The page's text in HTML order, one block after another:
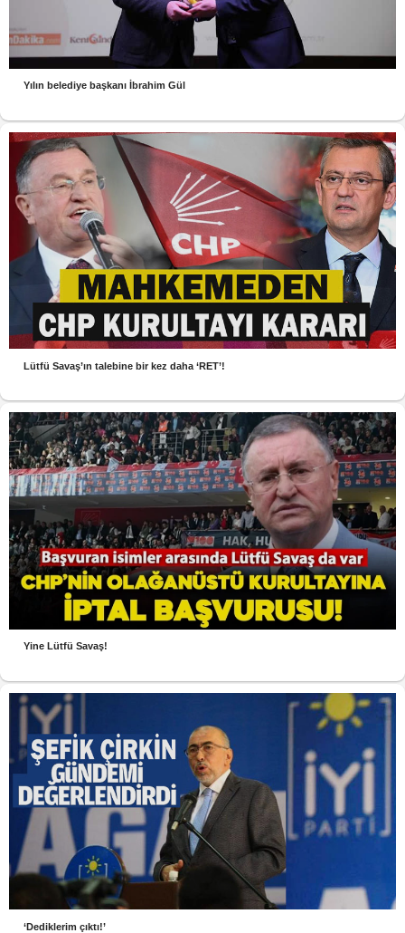
Yılın belediye başkanı İbrahim Gül
Lütfü Savaş’ın talebine bir kez daha ‘RET’!
Yine Lütfü Savaş!
‘Dediklerim çıktı!’